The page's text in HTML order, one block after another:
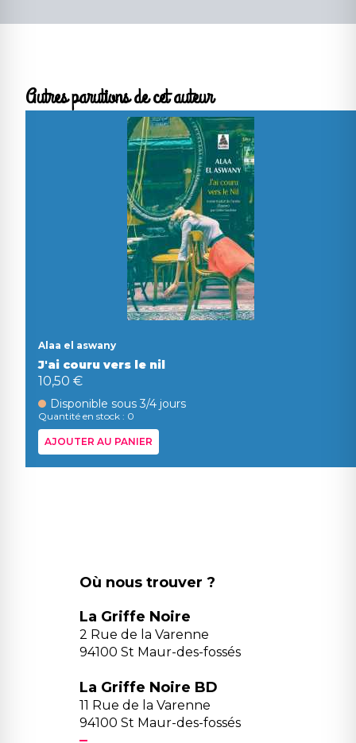
Autres parutions de cet auteur
Alaa el aswany
J'ai couru vers le nil
10,50 €
Disponible sous 3/4 jours
Quantité en stock : 0
AJOUTER AU PANIER
Où nous trouver ?
La Griffe Noire
2 Rue de la Varenne
94100 St Maur-des-fossés
La Griffe Noire BD
11 Rue de la Varenne
94100 St Maur-des-fossés